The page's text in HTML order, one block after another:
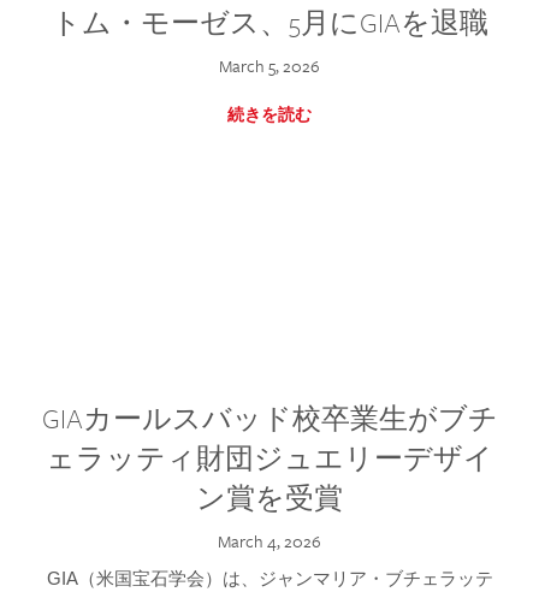
トム・モーゼス、5月にGIAを退職
March 5, 2026
続きを読む
GIAカールスバッド校卒業生がブチ
ェラッティ財団ジュエリーデザイ
ン賞を受賞
March 4, 2026
GIA（米国宝石学会）は、ジャンマリア・ブチェラッテ